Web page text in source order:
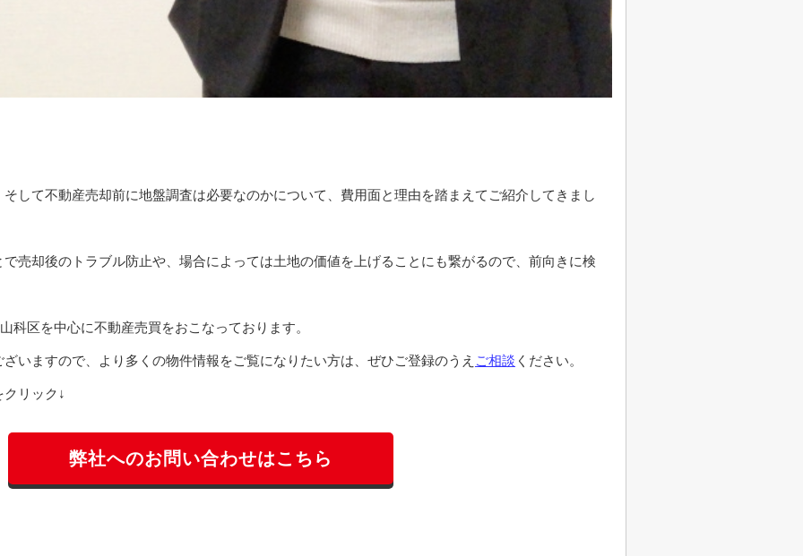
して不動産売却前に地盤調査は必要なのかについて、費用面と理由を踏まえてご紹介してきまし
売却後のトラブル防止や、場合によっては土地の価値を上げることにも繋がるので、前向きに検
科区を中心に不動産売買をおこなっております。
いますので、より多くの物件情報をご覧になりたい方は、ぜひご登録のうえ ご相談 ください。
リック↓
弊社へのお問い合わせはこちら